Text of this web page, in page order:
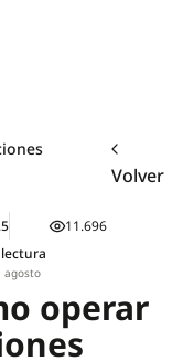
Volver
agosto
11.696
operar